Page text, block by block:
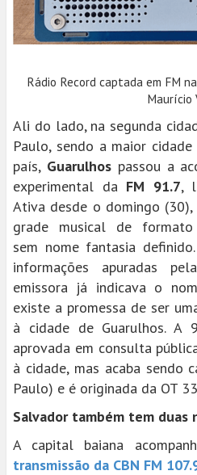
Rádio Record captada em FM
Maurício
Ali do lado, na segunda
Paulo, sendo a maior
país, Guarulhospassou a
experimental da FM 91.7,
Ativa desde o domingo
grade musical de formato
sem nome fantasia
informações apuradas
emissora já indicava o
existe a promessa de ser
à cidade de Guarulhos. A
aprovada em consulta
à cidade, mas acaba sendo
Paulo) e é originada da OT
Salvador também tem duas
A capital baiana
transmissão da CBN FM